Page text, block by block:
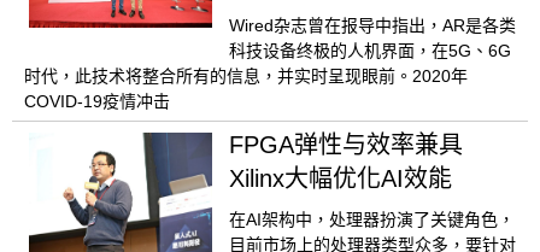
Wired杂志曾在报导中指出，AR是各类
科技设备终极的人机界面，在5G、6G
时代，此技术将整合所有的信息，并实时呈现眼前。2020年
COVID-19疫情冲击
FPGA弹性与效率兼具
Xilinx大幅优化AI效能
在AI架构中，处理器扮演了关键角色，
目前市场上的处理器类型众多，要针对